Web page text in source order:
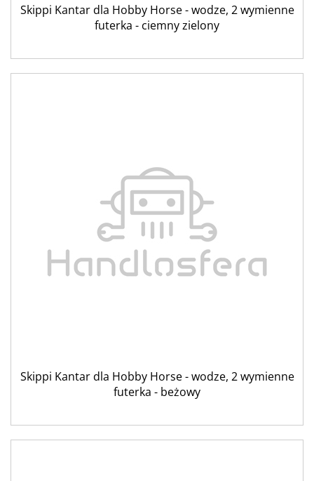
Skippi Kantar dla Hobby Horse - wodze, 2 wymienne
futerka - ciemny zielony
Skippi Kantar dla Hobby Horse - wodze, 2 wymienne
futerka - beżowy